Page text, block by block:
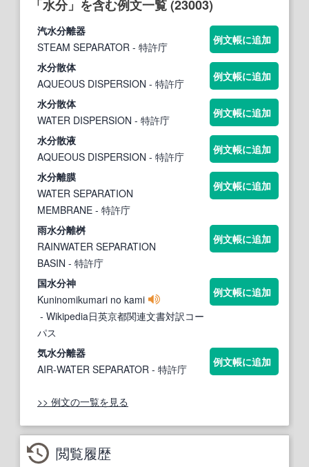
「水分」を含む例文一覧 (23003)
汽水分離器
STEAM SEPARATOR - 特許庁
例文帳に追加
水分散体
AQUEOUS DISPERSION - 特許庁
例文帳に追加
水分散体
WATER DISPERSION - 特許庁
例文帳に追加
水分散液
AQUEOUS DISPERSION - 特許庁
例文帳に追加
水分離膜
WATER SEPARATION
MEMBRANE - 特許庁
例文帳に追加
雨水分離桝
RAINWATER SEPARATION
BASIN - 特許庁
例文帳に追加
国水分神
Kuninomikumari no kami
- Wikipedia日英京都関連文書対訳コー
パス
例文帳に追加
気水分離器
AIR-WATER SEPARATOR - 特許庁
例文帳に追加
>> 例文の一覧を見る
閲覧履歴